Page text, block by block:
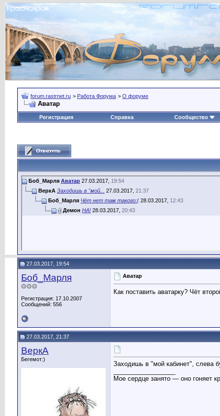
forum.rastrnet.ru > Работа Форума > О форуме
Аватар
Регистрация Справка Сообщество
Боб_Марля Аватар 27.03.2017, 19:54
ВеркА Заходишь в "мой... 27.03.2017, 21:37
Боб_Марля Чёт нет там такого:(28.03.2017, 12:43
Демон НА! 28.03.2017, 20:43
27.03.2017, 19:54
Боб_Марля
۞۞۞
Регистрация: 17.10.2007
Сообщений: 556
Аватар
Как поставить аватарку? Чёт
27.03.2017, 21:37
ВеркА
Бегемот:)
Заходишь в "мой кабинет", слева
Мое сердце занято — оно гоняет